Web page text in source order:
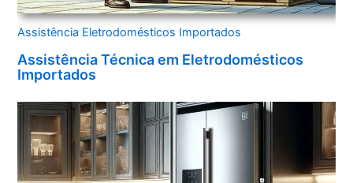
Assistência Eletrodomésticos Importados
Assistência Técnica em Eletrodomésticos
Importados